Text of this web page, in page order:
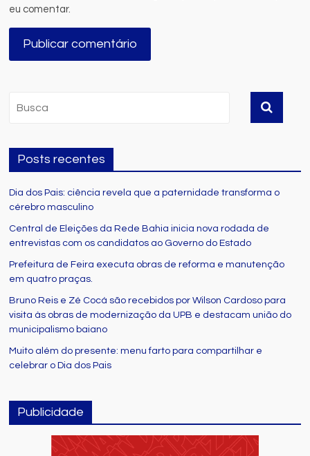
eu comentar.
Posts recentes
Dia dos Pais: ciência revela que a paternidade transforma o
cérebro masculino
Central de Eleições da Rede Bahia inicia nova rodada de
entrevistas com os candidatos ao Governo do Estado
Prefeitura de Feira executa obras de reforma e manutenção
em quatro praças.
Bruno Reis e Zé Cocá são recebidos por Wilson Cardoso para
visita às obras de modernização da UPB e destacam união do
municipalismo baiano
Muito além do presente: menu farto para compartilhar e
celebrar o Dia dos Pais
Publicidade